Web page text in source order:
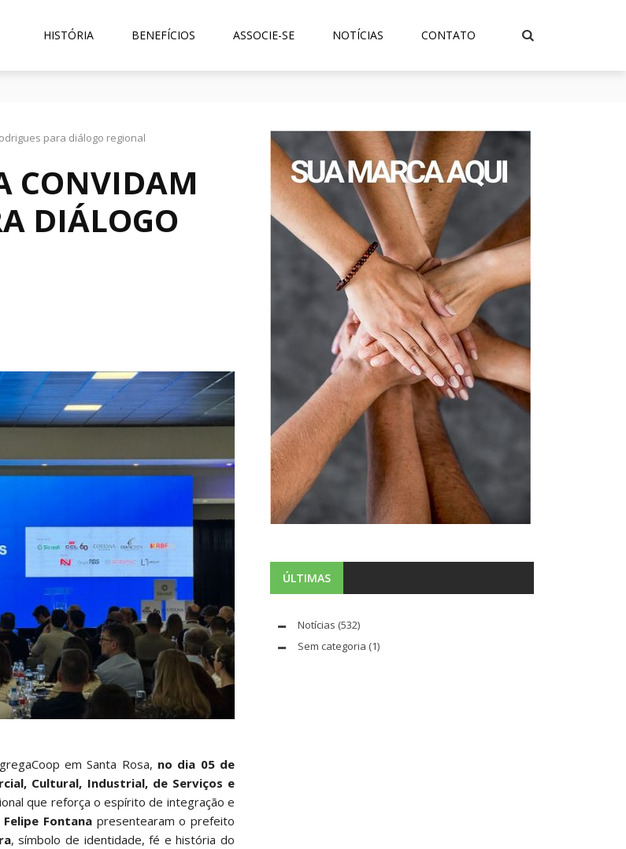
HISTÓRIA BENEFÍCIOS ASSOCIE-SE NOTÍCIAS CONTATO
Liderança Histórica da ACISA e Fenamilho Internacional
para diálogo regional
CONVIDAM
DIÁLOGO
em Santa Rosa, no dia 05 de
Cultural, Industrial, de Serviços e
que reforça o espírito de integração e
Felipe Fontana presentearam o prefeito
, símbolo de identidade, fé e história do
ÚLTIMAS
Notícias (532)
Sem categoria (1)